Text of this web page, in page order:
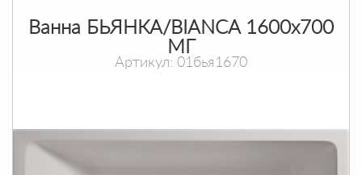
Ванна БЬЯНКА/BIANCA 1600х700
МГ
Артикул: 01бья1670